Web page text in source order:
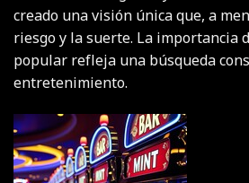
creado una visión única que, a
riesgo y la suerte. La importancia
popular refleja una búsqueda
entretenimiento.